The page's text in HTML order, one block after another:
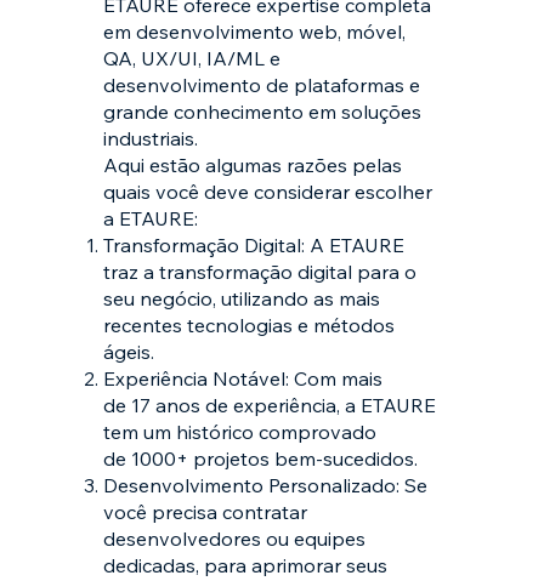
em desenvolvimento web, móvel,
QA, UX/UI, IA/ML e
desenvolvimento de plataformas e
grande conhecimento em soluções
industriais.
Aqui estão algumas razões pelas
quais você deve considerar escolher
a ETAURE:
Transformação Digital: A ETAURE
traz a transformação digital para o
seu negócio, utilizando as mais
recentes tecnologias e métodos
ágeis.
Experiência Notável: Com mais
de 17 anos de experiência, a ETAURE
tem um histórico comprovado
de 1000+ projetos bem-sucedidos.
Desenvolvimento Personalizado: Se
você precisa contratar
desenvolvedores ou equipes
dedicadas, para aprimorar seus